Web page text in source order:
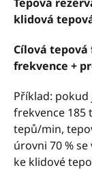
klidová
Cílová
frekvence +
Příklad: pokud
frekvence 185
tepů/min,
úrovni 70 %
ke klidové